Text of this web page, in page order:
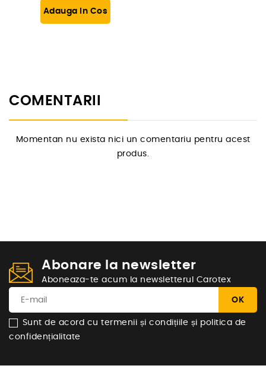
Adauga In Cos
COMENTARII
Momentan nu exista nici un comentariu pentru acest
produs.
Abonare la newsletter
Aboneaza-te acum la newsletterul Carotex
Sunt de acord cu termenii și condițiile și politica de
confidențialitate